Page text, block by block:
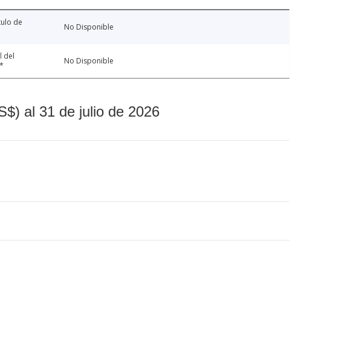
de
No Disponible
del
No Disponible
al 31 de julio de 2026